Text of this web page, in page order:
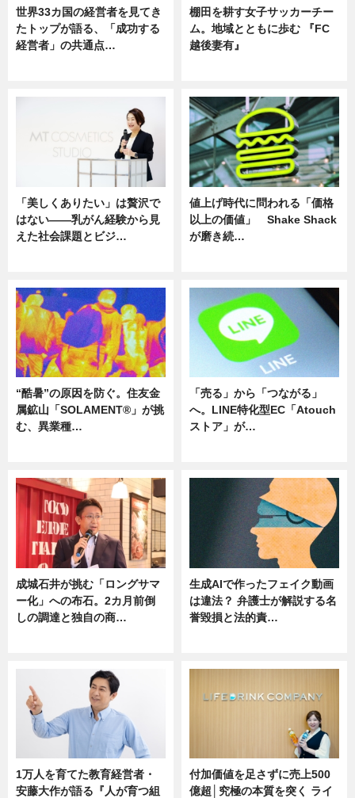
世界33カ国の経営者を見てき
たトップが語る、「成功する
経営者」の共通点…
棚田を耕す女子サッカーチー
ム。地域とともに歩む 『FC
越後妻有』
「美しくありたい」は贅沢で
はない――乳がん経験から見
えた社会課題とビジ…
値上げ時代に問われる「価格
以上の価値」 Shake Shack
が磨き続…
“酷暑”の原因を防ぐ。住友金
属鉱山「SOLAMENT®」が挑
む、異業種…
「売る」から「つながる」
へ。LINE特化型EC「Atouch
ストア」が…
成城石井が挑む「ロングサマ
ー化」への布石。2カ月前倒
しの調達と独自の商…
生成AIで作ったフェイク動画
は違法？ 弁護士が解説する名
誉毀損と法的責…
1万人を育てた教育経営者・
安藤大作が語る『人が育つ組
付加価値を足さずに売上500
億超│究極の本質を突く ライ